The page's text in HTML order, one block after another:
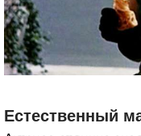
Естественный